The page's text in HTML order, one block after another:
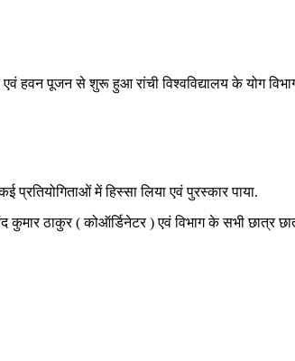
हवन पूजन से शुरू हुआ रांची विश्वविद्यालय के योग
प्रतियोगिताओं में हिस्सा लिया एवं पुरस्कार पाया.
ठाकुर ( कोऑर्डिनेटर ) एवं विभाग के सभी छात्र